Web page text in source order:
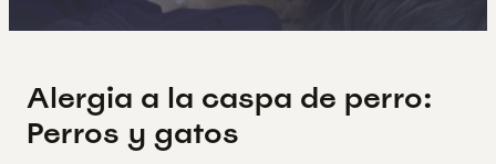
Alergia a la caspa de perro:
Perros y gatos